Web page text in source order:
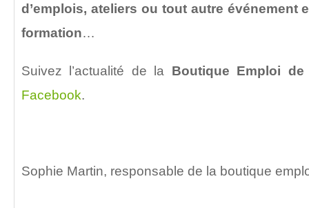
d’emplois, ateliers ou tout autre événement
formation…
Suivez l’actualité de la Boutique Emploi
Facebook.
Sophie Martin, responsable de la boutique